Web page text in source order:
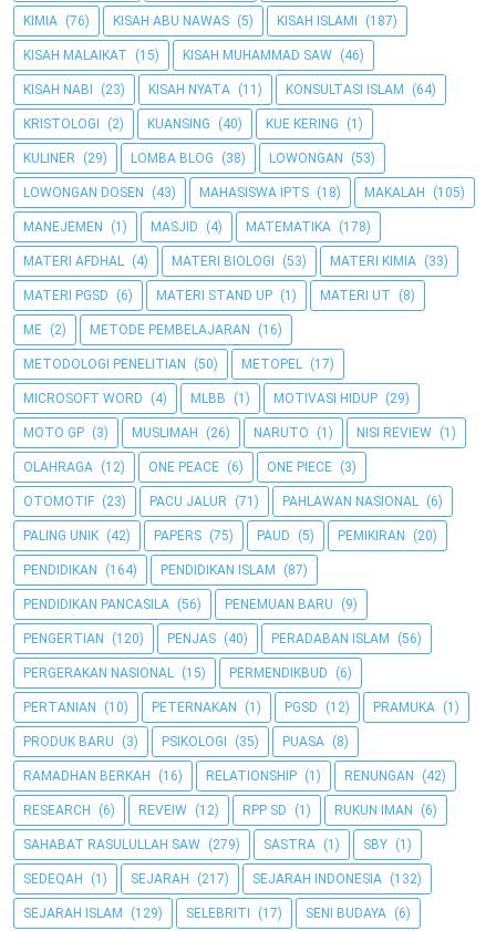
KIMIA (76) KISAH ABU NAWAS (5) KISAH ISLAMI (187)
KISAH MALAIKAT (15) KISAH MUHAMMAD SAW (46)
KISAH NABI (23) KISAH NYATA (11) KONSULTASI ISLAM (64)
KRISTOLOGI (2) KUANSING (40) KUE KERING (1)
KULINER (29) LOMBA BLOG (38) LOWONGAN (53)
LOWONGAN DOSEN (43) MAHASISWA IPTS (18) MAKALAH (105)
MANEJEMEN (1) MASJID (4) MATEMATIKA (178)
MATERI AFDHAL (4) MATERI BIOLOGI (53) MATERI KIMIA (33)
MATERI PGSD (6) MATERI STAND UP (1) MATERI UT (8)
ME (2) METODE PEMBELAJARAN (16)
METODOLOGI PENELITIAN (50) METOPEL (17)
MICROSOFT WORD (4) MLBB (1) MOTIVASI HIDUP (29)
MOTO GP (3) MUSLIMAH (26) NARUTO (1) NISI REVIEW (1)
OLAHRAGA (12) ONE PEACE (6) ONE PIECE (3)
OTOMOTIF (23) PACU JALUR (71) PAHLAWAN NASIONAL (6)
PALING UNIK (42) PAPERS (75) PAUD (5) PEMIKIRAN (20)
PENDIDIKAN (164) PENDIDIKAN ISLAM (87)
PENDIDIKAN PANCASILA (56) PENEMUAN BARU (9)
PENGERTIAN (120) PENJAS (40) PERADABAN ISLAM (56)
PERGERAKAN NASIONAL (15) PERMENDIKBUD (6)
PERTANIAN (10) PETERNAKAN (1) PGSD (12) PRAMUKA (1)
PRODUK BARU (3) PSIKOLOGI (35) PUASA (8)
RAMADHAN BERKAH (16) RELATIONSHIP (1) RENUNGAN (42)
RESEARCH (6) REVEIW (12) RPP SD (1) RUKUN IMAN (6)
SAHABAT RASULULLAH SAW (279) SASTRA (1) SBY (1)
SEDEQAH (1) SEJARAH (217) SEJARAH INDONESIA (132)
SEJARAH ISLAM (129) SELEBRITI (17) SENI BUDAYA (6)